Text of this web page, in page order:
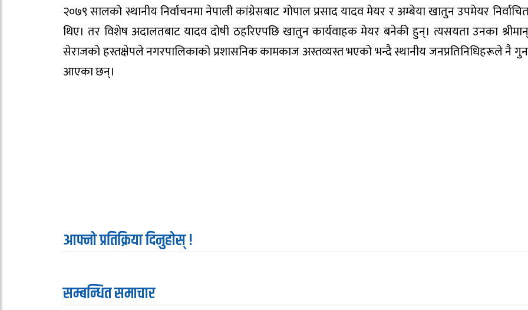
२०७९ सालको स्थानीय निर्वाचनमा नेपाली कांग्रेसबाट गोपाल प्रसाद यादव मेयर र अम्बेया खातुन उपमेयर
थिए। तर विशेष अदालतबाट यादव दोषी ठहरिएपछि खातुन कार्यवाहक मेयर बनेकी हुन्। त्यसयता उनका
सेराजको हस्तक्षेपले नगरपालिकाको प्रशासनिक कामकाज अस्तव्यस्त भएको भन्दै स्थानीय जनप्रतिनिधिहरूले नै
आएका छन्।
आफ्नो प्रतिक्रिया दिनुहोस् !
सम्बन्धित समाचार